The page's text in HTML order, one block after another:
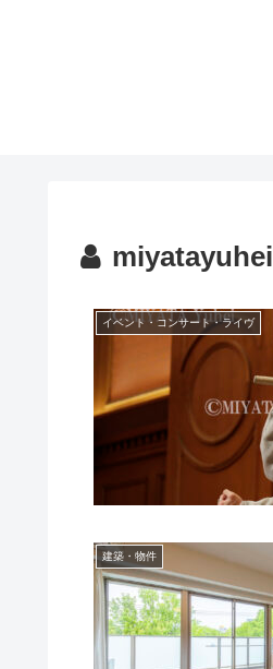
miyatayuhei
イベント・コンサート・ライヴ
建築・物件